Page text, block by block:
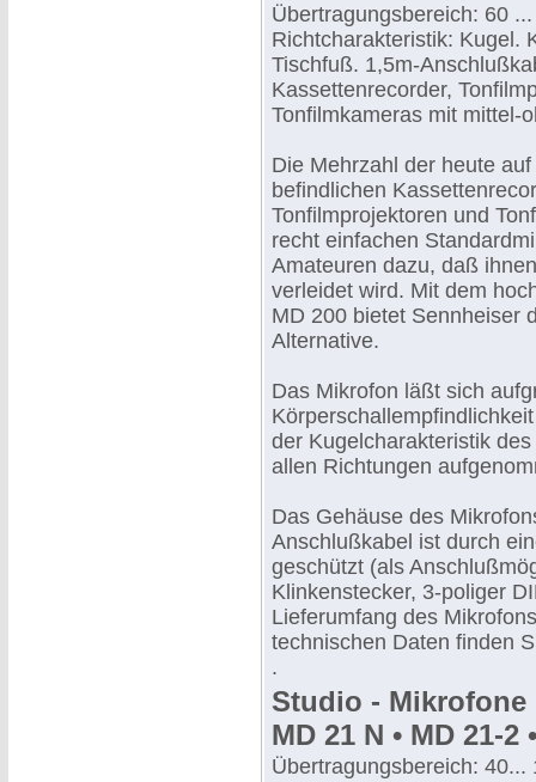
Übertragungsbereich: 60
Richtcharakteristik: Kugel.
Tischfuß. 1,5m-
Kassettenrecorder,
Tonfilmkameras mit mittel-
Die Mehrzahl der heute
befindlichen
Tonfilmprojektoren und
recht einfachen
Amateuren dazu, daß
verleidet wird. Mit dem
MD 200 bietet Sennheiser
Alternative.
Das Mikrofon läßt sich
der Kugelcharakteristik
allen Richtungen
Das Gehäuse des
Anschlußkabel ist durch
geschützt (als
Klinkenstecker, 3-poliger
Lieferumfang des
technischen Daten finden
.
Studio - Mikrofone
MD 21 N • MD 21-2
Übertragungsbereich: 40...